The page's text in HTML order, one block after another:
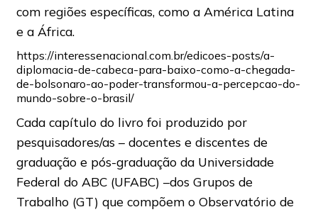
com regiões específicas, como a América Latina
e a África.
https://interessenacional.com.br/edicoes-posts/a-
diplomacia-de-cabeca-para-baixo-como-a-chegada-
de-bolsonaro-ao-poder-transformou-a-percepcao-do-
mundo-sobre-o-brasil/
Cada capítulo do livro foi produzido por
pesquisadores/as – docentes e discentes de
graduação e pós-graduação da Universidade
Federal do ABC (UFABC) –dos Grupos de
Trabalho (GT) que compõem o Observatório de